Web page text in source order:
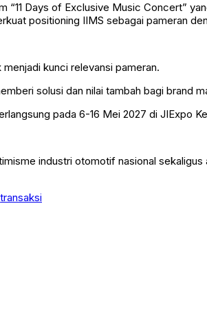
Days of Exclusive Music Concert”
positioning IIMS sebagai pameran
kunci relevansi pameran.
solusi dan nilai tambah bagi brand
pada 6-16 Mei 2027 di JIExpo
industri otomotif nasional
transaksi